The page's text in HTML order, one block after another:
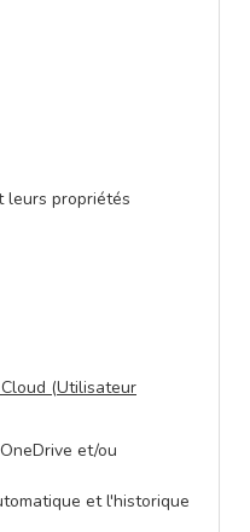
leurs propriétés
(Utilisateur
et/ou
et l'historique